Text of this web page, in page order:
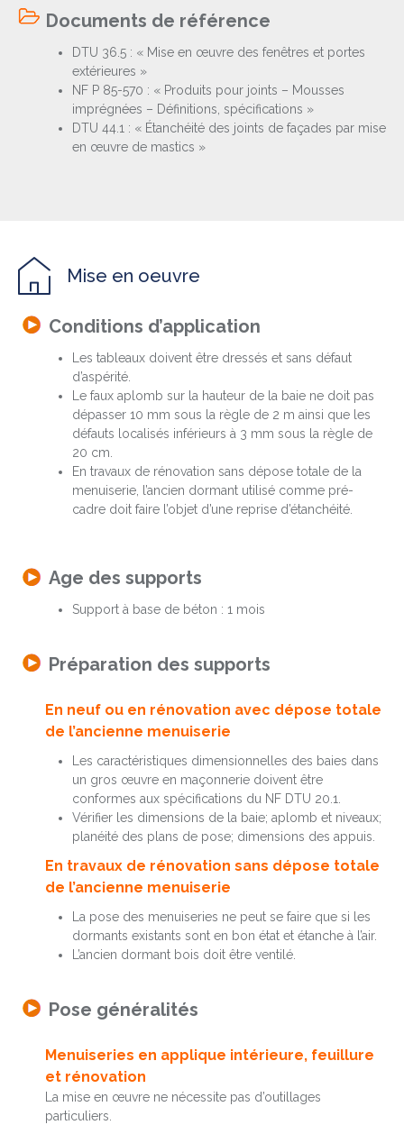
Documents de référence
DTU 36.5 : « Mise en œuvre des fenêtres et portes
extérieures »
NF P 85-570 : « Produits pour joints – Mousses
imprégnées – Définitions, spécifications »
DTU 44.1 : « Étanchéité des joints de façades par mise
en œuvre de mastics »
Mise en oeuvre
Conditions d’application
Les tableaux doivent être dressés et sans défaut
d’aspérité.
Le faux aplomb sur la hauteur de la baie ne doit pas
dépasser 10 mm sous la règle de 2 m ainsi que les
défauts localisés inférieurs à 3 mm sous la règle de
20 cm.
En travaux de rénovation sans dépose totale de la
menuiserie, l’ancien dormant utilisé comme pré-
cadre doit faire l’objet d’une reprise d’étanchéité.
Age des supports
Support à base de béton : 1 mois
Préparation des supports
En neuf ou en rénovation avec dépose totale
de l’ancienne menuiserie
Les caractéristiques dimensionnelles des baies dans
un gros œuvre en maçonnerie doivent être
conformes aux spécifications du NF DTU 20.1.
Vérifier les dimensions de la baie; aplomb et niveaux;
planéité des plans de pose; dimensions des appuis.
En travaux de rénovation sans dépose totale
de l’ancienne menuiserie
La pose des menuiseries ne peut se faire que si les
dormants existants sont en bon état et étanche à l’air.
L’ancien dormant bois doit être ventilé.
Pose généralités
Menuiseries en applique intérieure, feuillure
et rénovation
La mise en œuvre ne nécessite pas d’outillages
particuliers.